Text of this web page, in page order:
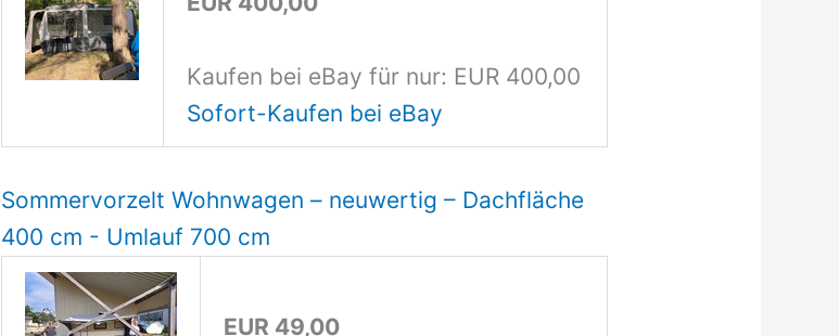
Kaufen bei eBay für nur: EUR 400,00
Sofort-Kaufen bei eBay
Sommervorzelt Wohnwagen – neuwertig – Dachfläche
400 cm - Umlauf 700 cm
EUR 49,00